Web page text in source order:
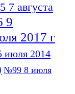
7 августа
9
2017 г
июля 2014
№99 8 июля